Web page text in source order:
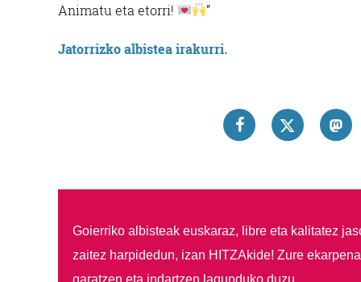
Animatu eta etorri!
”
Jatorrizko albistea irakurri.
Goierriko albisteak euskaraz, libre eta kalitatez
zaitez harpidedun, izan HITZAkide! Zure
garatzen eta indartzen lagunduko duzu.